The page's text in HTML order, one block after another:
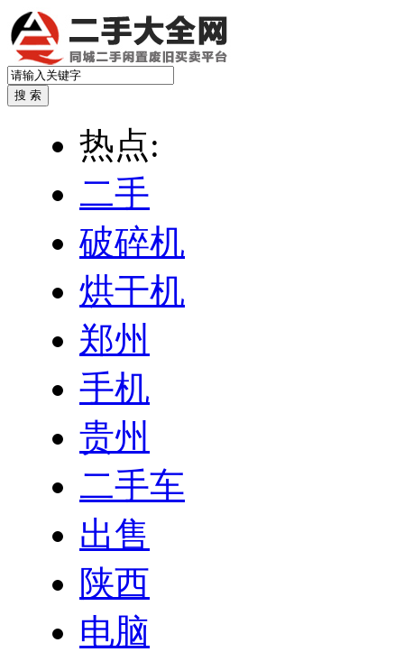
热点:
二手
破碎机
烘干机
郑州
手机
贵州
二手车
出售
陕西
电脑